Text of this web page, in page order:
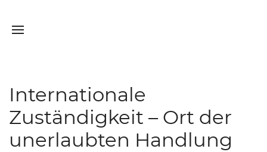
Internationale
Zuständigkeit – Ort der
unerlaubten Handlung